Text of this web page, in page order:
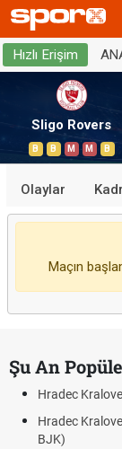
Hızlı Erişim
Sligo Rovers
B B M M B
Olaylar
Maçın
Şu An
Hradec
Hradec
BJK)